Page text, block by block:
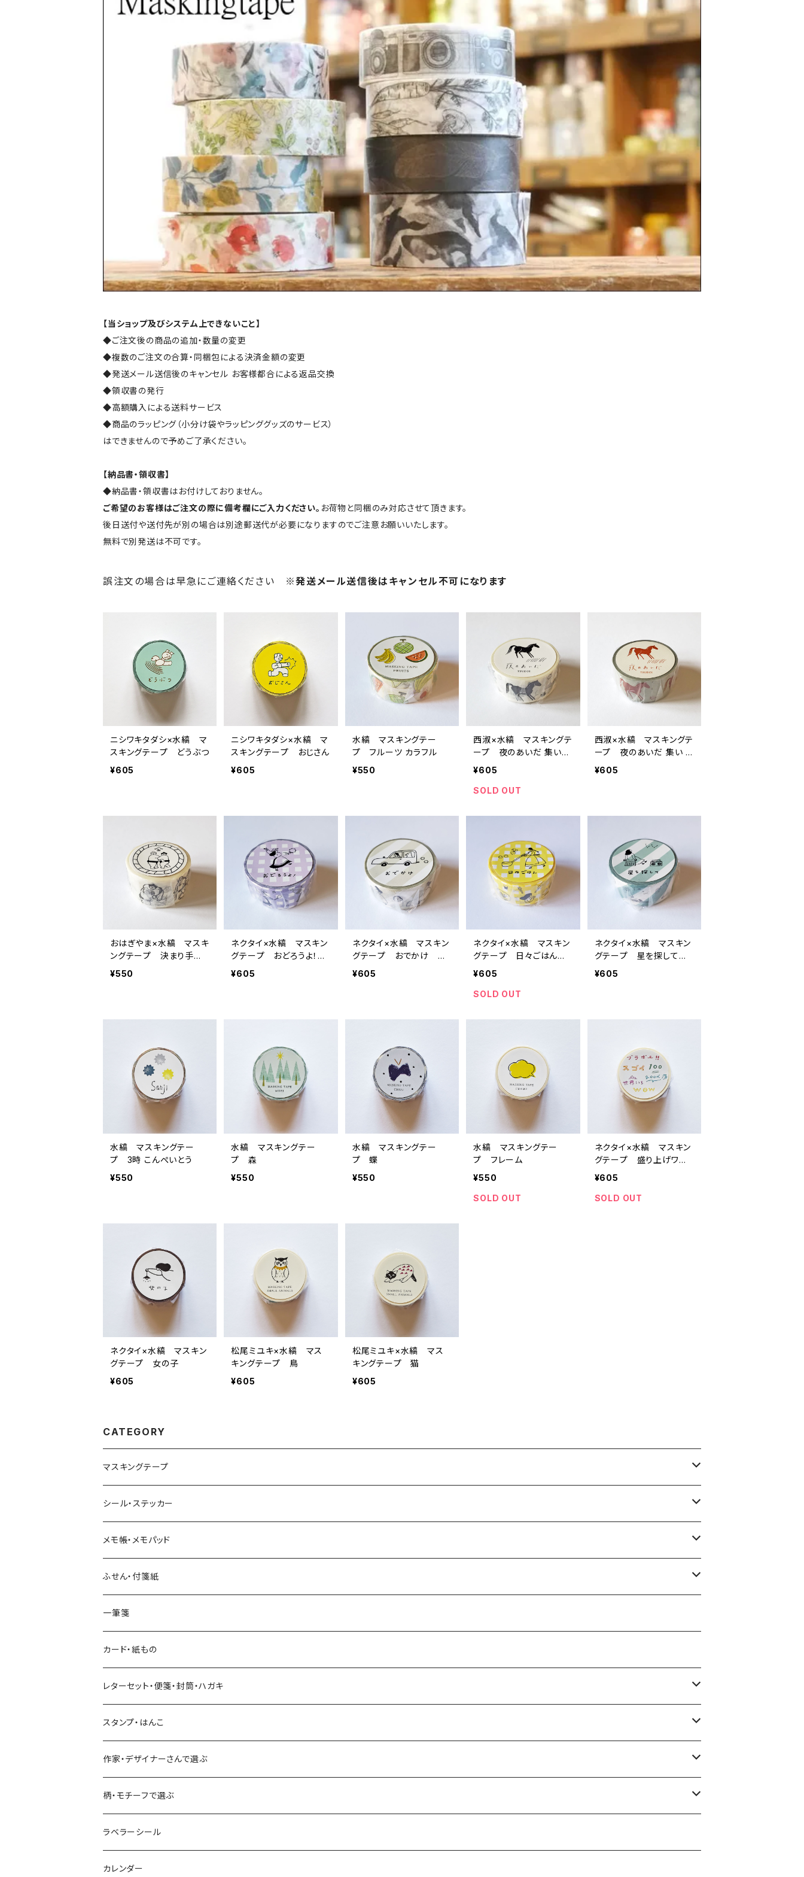
【当ショップ及びシステム上できないこと】
◆ご注文後の商品の追加・数量の変更
◆複数のご注文の合算・同梱包による決済金額の変更
◆発送メール送信後のキャンセル お客様都合による返品交換
◆領収書の発行
◆高額購入による送料サービス
◆商品のラッピング（小分け袋やラッピンググッズのサービス）
はできませんので予めご了承ください。
【納品書・領収書】
◆納品書・領収書はお付けしておりません。
ご希望のお客様はご注文の際に備考欄にご入力ください。 お荷物と同梱のみ対応させて頂きます。
後日送付や送付先が別の場合は別途郵送代が必要になりますのでご注意お願いいたします。
無料で別発送は不可です。
誤注文の場合は早急にご連絡ください ※発送メール送信後はキャンセル不可になります
ニシワキタダシ×水縞 マ
スキングテープ どうぶつ
¥605
ニシワキタダシ×水縞 マ
スキングテープ おじさん
¥605
水縞 マスキングテー
プ フルーツ カラフル
¥550
西淑×水縞 マスキングテ
ープ 夜のあいだ 集い
モノトーン
¥605
SOLD OUT
西淑×水縞 マスキングテ
ープ 夜のあいだ 集い レ
ンガ
¥605
おはぎやま×水縞 マスキ
ングテープ 決まり手
お相撲さん
¥550
ネクタイ×水縞 マスキン
グテープ おどろうよ！
パープル
¥605
ネクタイ×水縞 マスキン
グテープ おでかけ グ
レー
¥605
ネクタイ×水縞 マスキン
グテープ 日々ごはん
イエロー
¥605
SOLD OUT
ネクタイ×水縞 マスキン
グテープ 星を探して
グリーン
¥605
水縞 マスキングテー
プ 3時 こんぺいとう
¥550
水縞 マスキングテー
プ 森
¥550
水縞 マスキングテー
プ 蝶
¥550
水縞 マスキングテー
プ フレーム
¥550
SOLD OUT
ネクタイ×水縞 マスキン
グテープ 盛り上げワー
ド 文字
¥605
SOLD OUT
ネクタイ×水縞 マスキン
グテープ 女の子
¥605
松尾ミユキ×水縞 マス
キングテープ 鳥
¥605
松尾ミユキ×水縞 マス
キングテープ 猫
¥605
CATEGORY
マスキングテープ
ヨハク
和紙
透明クリア
Hutte paper works （プロペラスタジオ）
ネクタイ
透明クリアテープ
柄・モチーフで選ぶ（マステ）
いちご・ストロベリー
フルーツ・野菜
マインドウェイブ
水縞
大枝活版室
星燈社
ミナペルホネン
BGM
シール・ステッカー
フレークシール
パピアプラッツ（作家もの）
ヨハク
ステッカーシール
マインドウェイブ
田村美紀
立体シール
メモ帳・メモパッド
ヨハク
HUTTE PAPER WORKS
表現社（作家もの）
星燈社
古川紙工
大枝活版室
ふせん・付箋紙
ヨハク
HUTTE PAPER WORKS
古川紙工
表現社（作家もの）
ロール付箋
一筆箋
カード・紙もの
レターセット・便箋・封筒・ハガキ
古川紙工
表現社（作家もの）
スタンプ・はんこ
Hutte paper works
ヨハク
作家・デザイナーさんで選ぶ
ネクタイ
Hutte paper works
ヨハク
柄・モチーフで選ぶ
フルーツ
食べ物・フード・スイーツ
ラベラーシール
カレンダー